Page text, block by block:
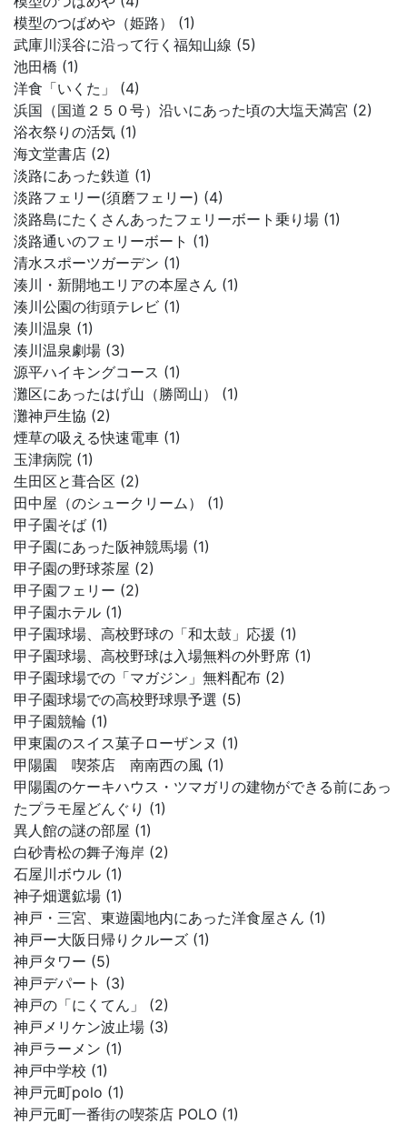
模型のつばめや（姫路） (1)
武庫川渓谷に沿って行く福知山線 (5)
池田橋 (1)
洋食「いくた」 (4)
浜国（国道２５０号）沿いにあった頃の大塩天満宮 (2)
浴衣祭りの活気 (1)
海文堂書店 (2)
淡路にあった鉄道 (1)
淡路フェリー(須磨フェリー) (4)
淡路島にたくさんあったフェリーボート乗り場 (1)
淡路通いのフェリーボート (1)
清水スポーツガーデン (1)
湊川・新開地エリアの本屋さん (1)
湊川公園の街頭テレビ (1)
湊川温泉 (1)
湊川温泉劇場 (3)
源平ハイキングコース (1)
灘区にあったはげ山（勝岡山） (1)
灘神戸生協 (2)
煙草の吸える快速電車 (1)
玉津病院 (1)
生田区と葺合区 (2)
田中屋（のシュークリーム） (1)
甲子園そば (1)
甲子園にあった阪神競馬場 (1)
甲子園の野球茶屋 (2)
甲子園フェリー (2)
甲子園ホテル (1)
甲子園球場、高校野球の「和太鼓」応援 (1)
甲子園球場、高校野球は入場無料の外野席 (1)
甲子園球場での「マガジン」無料配布 (2)
甲子園球場での高校野球県予選 (5)
甲子園競輪 (1)
甲東園のスイス菓子ローザンヌ (1)
甲陽園 喫茶店 南南西の風 (1)
甲陽園のケーキハウス・ツマガリの建物ができる前にあっ
たプラモ屋どんぐり (1)
異人館の謎の部屋 (1)
白砂青松の舞子海岸 (2)
石屋川ボウル (1)
神子畑選鉱場 (1)
神戸・三宮、東遊園地内にあった洋食屋さん (1)
神戸ー大阪日帰りクルーズ (1)
神戸タワー (5)
神戸デパート (3)
神戸の「にくてん」 (2)
神戸メリケン波止場 (3)
神戸ラーメン (1)
神戸中学校 (1)
神戸元町polo (1)
神戸元町一番街の喫茶店 POLO (1)